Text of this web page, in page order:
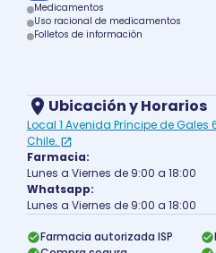
Medicamentos
Uso racional de medicamentos
Folletos de información
Ubicación y Horarios
Local 1 Avenida Príncipe de Gales
Chile.
Farmacia:
Lunes a Viernes de 9:00 a 18:00
Whatsapp:
Lunes a Viernes de 9:00 a 18:00
Farmacia autorizada ISP